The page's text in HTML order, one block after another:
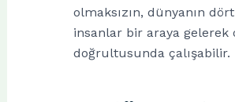
olmaksızın, dünyanın
insanlar bir araya gelerek
doğrultusunda çalışabilir.